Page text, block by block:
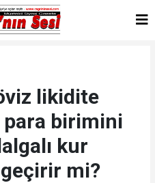
likidite
birimini
kur
mi?